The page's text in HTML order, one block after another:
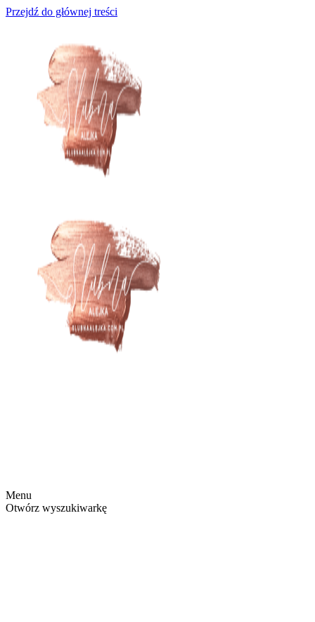
Przejdź do głównej treści
Menu
Otwórz wyszukiwarkę